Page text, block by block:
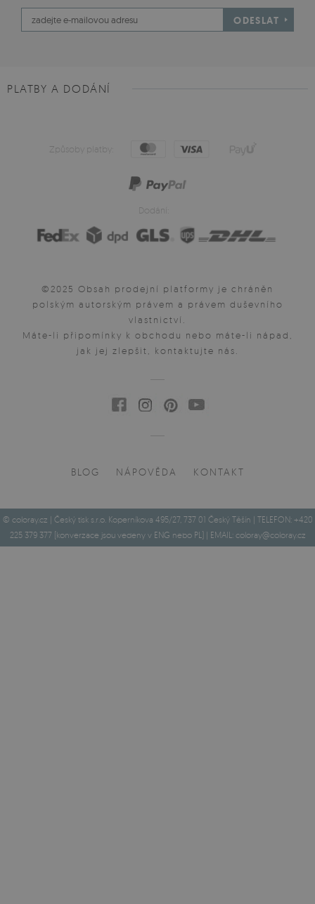
ODESLAT
PLATBY A DODÁNÍ
Způsoby platby:
Dodání:
©2025 Obsah prodejní platformy je chráněn
polským autorským právem a právem duševního
vlastnictví.
Máte-li připomínky k obchodu nebo máte-li nápad,
jak jej zlepšit, kontaktujte nás.
BLOG NÁPOVĚDA KONTAKT
© coloray.cz | Český tisk s.r.o. Koperníkova 495/27, 737 01 Český Těšín | TELEFON: +420
225 379 377 (konverzace jsou vedeny v ENG nebo PL) | EMAIL: coloray@coloray.cz